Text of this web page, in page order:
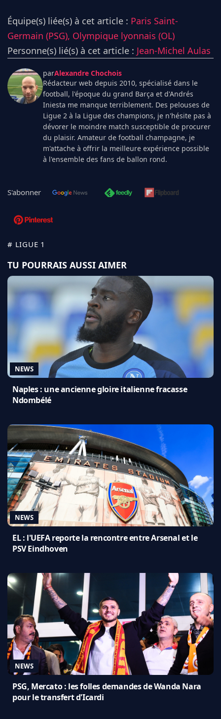
Équipe(s) liée(s) à cet article : Paris Saint-
Germain (PSG), Olympique lyonnais (OL)
Personne(s) lié(s) à cet article : Jean-Michel Aulas
parAlexandre Chochois
Rédacteur web depuis 2010, spécialisé dans le
football, l'époque du grand Barça et d'Andrés
Iniesta me manque terriblement. Des pelouses de
Ligue 2 à la Ligue des champions, je n'hésite pas à
dévorer le moindre match susceptible de procurer
du plaisir. Amateur de football champagne, je
m'attache à offrir la meilleure expérience possible
à l'ensemble des fans de ballon rond.
S'abonner
# LIGUE 1
TU POURRAIS AUSSI AIMER
NEWS
Naples : une ancienne gloire italienne fracasse
Ndombélé
NEWS
EL : l'UEFA reporte la rencontre entre Arsenal et le
PSV Eindhoven
NEWS
PSG, Mercato : les folles demandes de Wanda Nara
pour le transfert d'Icardi